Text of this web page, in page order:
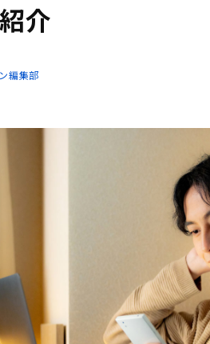
らない」といわれる3つの理由
ない状態を避ける3つのポイン
てよかったとの声
しないために。リスクに備えよ
介
編集部